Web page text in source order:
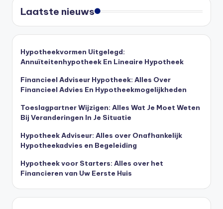
Laatste nieuws
Hypotheekvormen Uitgelegd:
Annuïteitenhypotheek En Lineaire Hypotheek
Financieel Adviseur Hypotheek: Alles Over
Financieel Advies En Hypotheekmogelijkheden
Toeslagpartner Wijzigen: Alles Wat Je Moet Weten
Bij Veranderingen In Je Situatie
Hypotheek Adviseur: Alles over Onafhankelijk
Hypotheekadvies en Begeleiding
Hypotheek voor Starters: Alles over het
Financieren van Uw Eerste Huis